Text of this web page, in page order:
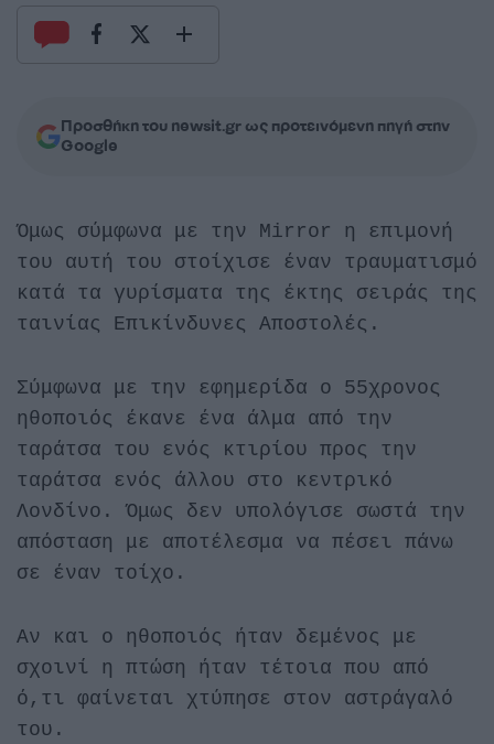
Προσθήκη του newsit.gr ως προτεινόμενη πηγή στην
Google
Όμως σύμφωνα με την Mirror η επιμονή
του αυτή του στοίχισε έναν τραυματισμό
κατά τα γυρίσματα της έκτης σειράς της
ταινίας Επικίνδυνες Αποστολές.
Σύμφωνα με την εφημερίδα ο 55χρονος
ηθοποιός έκανε ένα άλμα από την
ταράτσα του ενός κτιρίου προς την
ταράτσα ενός άλλου στο κεντρικό
Λονδίνο. Όμως δεν υπολόγισε σωστά την
απόσταση με αποτέλεσμα να πέσει πάνω
σε έναν τοίχο.
Αν και ο ηθοποιός ήταν δεμένος με
σχοινί η πτώση ήταν τέτοια που από
ό,τι φαίνεται χτύπησε στον αστράγαλό
του.